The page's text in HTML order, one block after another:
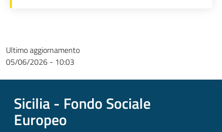
Ultimo aggiornamento
05/06/2026 - 10:03
Sicilia - Fondo Sociale
Europeo